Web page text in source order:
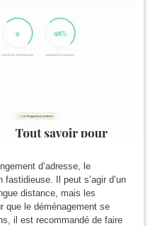
d’adresse, le
Il peut s’agir d’un
distance, mais les
que le déménagement se
il est recommandé de faire